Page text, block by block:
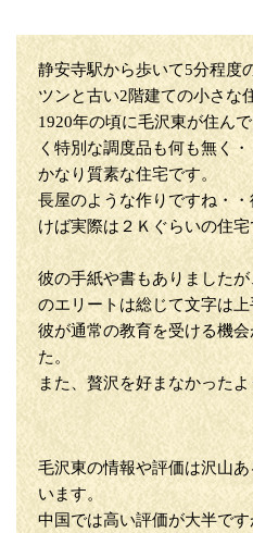
ッ
静安寺駅から歩いて5分程度
ツンと古い2階建ての小さな
1920年の頃に毛沢東が住ん
く特別な調度品も何も無く・
かなり質素な住宅です。
長屋のような作りですね・
けば実際は２Ｋぐらいの住宅
彼の手紙や書もありました
のエリートは総じて文字は上
彼が通常の教育を受ける機
た。
また、贅沢を好まなかったよ
毛沢東の情報や評価は沢山
います。
中国では高い評価が大半で